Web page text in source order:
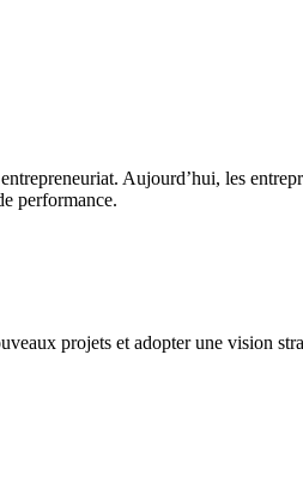
Aujourd’hui, les
performance.
projets et adopter une vision